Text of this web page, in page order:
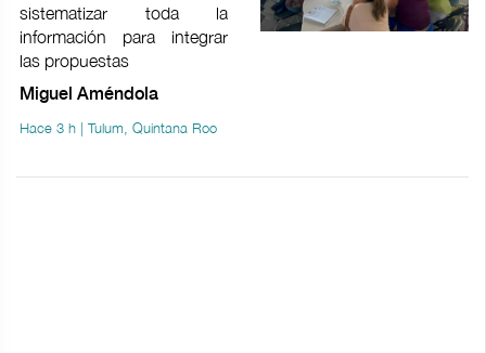
sistematizar toda la
información para integrar
las propuestas
Miguel Améndola
Hace 3 h | Tulum, Quintana Roo